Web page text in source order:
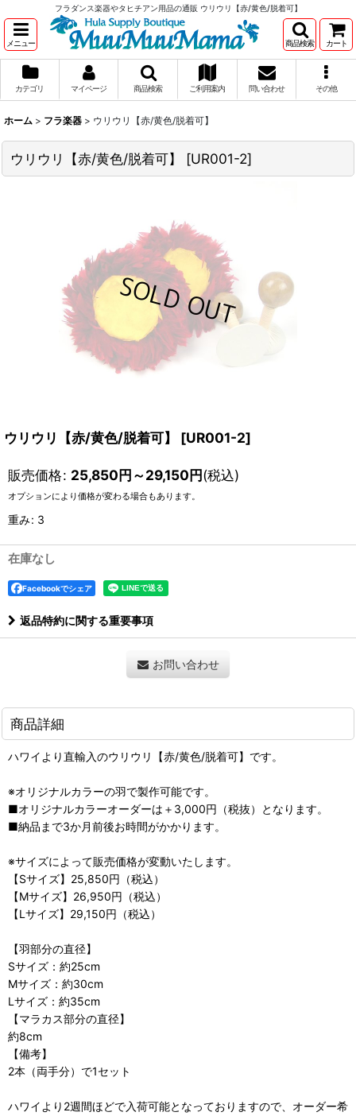
フラダンス楽器やタヒチアン用品の通販 ウリウリ【赤/黄色/脱着可】
メニュー 商品検索 カート
カテゴリ マイページ 商品検索 ご利用案内 問い合わせ その他
ホーム > フラ楽器 > ウリウリ【赤/黄色/脱着可】
ウリウリ【赤/黄色/脱着可】 [UR001-2]
ウリウリ【赤/黄色/脱着可】 [UR001-2]
販売価格: 25,850円～29,150円(税込)
オプションにより価格が変わる場合もあります。
重み: 3
在庫なし
Facebookでシェア
返品特約に関する重要事項
お問い合わせ
商品詳細
ハワイより直輸入のウリウリ【赤/黄色/脱着可】です。
※オリジナルカラーの羽で製作可能です。
■オリジナルカラーオーダーは＋3,000円（税抜）となります。
■納品まで3か月前後お時間がかかります。
※サイズによって販売価格が変動いたします。
【Sサイズ】25,850円（税込）
【Mサイズ】26,950円（税込）
【Lサイズ】29,150円（税込）
【羽部分の直径】
Sサイズ：約25cm
Mサイズ：約30cm
Lサイズ：約35cm
【マラカス部分の直径】
約8cm
【備考】
2本（両手分）で1セット
ハワイより2週間ほどで入荷可能となっておりますので、オーダー希